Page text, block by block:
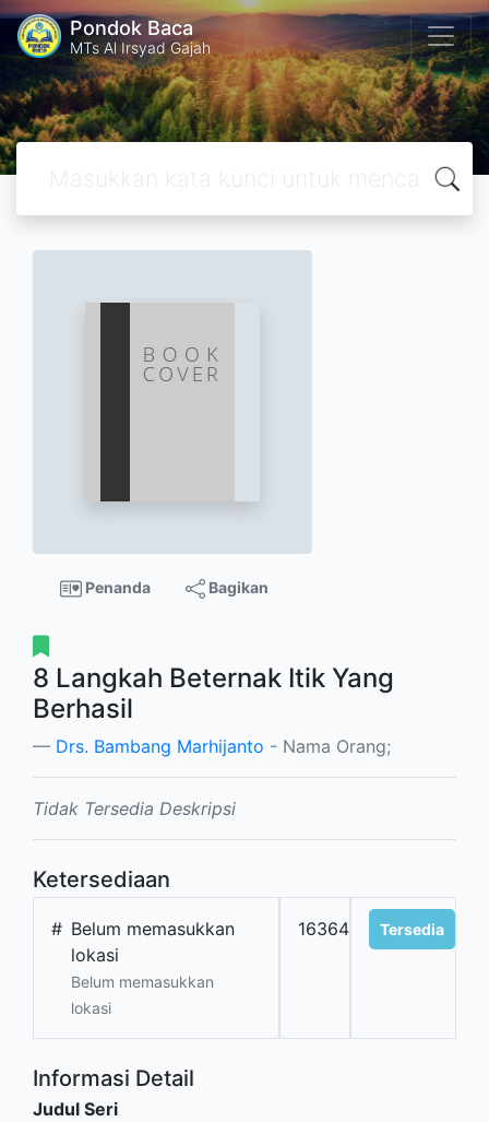
Pondok Baca
MTs Al Irsyad Gajah
Penanda Bagikan
8 Langkah Beternak Itik Yang
Berhasil
Drs. Bambang Marhijanto - Nama Orang;
Tidak Tersedia Deskripsi
Ketersediaan
# Belum memasukkan
lokasi
Belum memasukkan
lokasi
16364 Tersedia
Informasi Detail
Judul Seri